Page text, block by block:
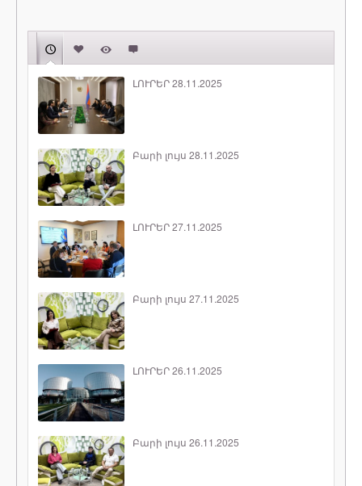
ԼՈՒՐԵՐ 28.11.2025
Բարի լույս 28.11.2025
ԼՈՒՐԵՐ 27.11.2025
Բարի լույս 27.11.2025
ԼՈՒՐԵՐ 26.11.2025
Բարի լույս 26.11.2025